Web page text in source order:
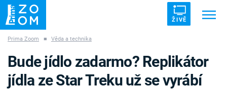
ŽIVĚ
ZÁHADY VETŘELCI DÁVNOVĚKU
Prima Zoom ■ Věda a technika
Bude jídlo zadarmo? Replikátor
jídla ze Star Treku už se vyrábí